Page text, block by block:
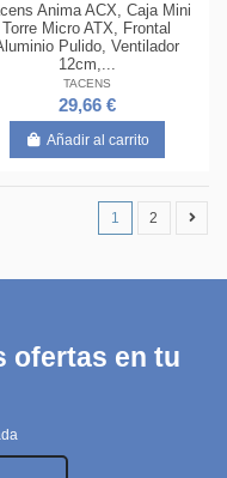
Anima ACX, Caja Mini
Torre Micro ATX, Frontal
Pulido, Ventilador
12cm,...
TACENS
29,66 €
Añadir al carrito
1 2
ofertas en tu